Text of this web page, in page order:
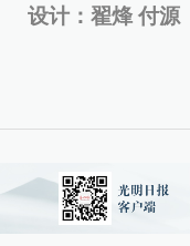
设计：翟烽 付源